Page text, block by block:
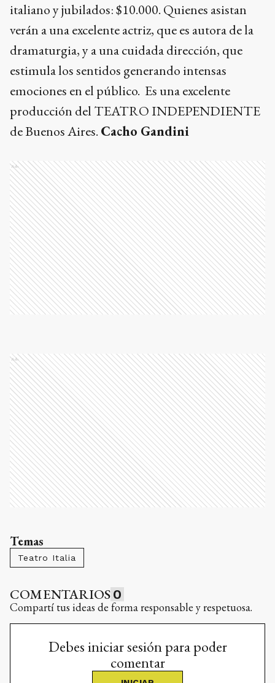
italiano y jubilados: $10.000. Quienes asistan
verán a una excelente actriz, que es autora de la
dramaturgia, y a una cuidada dirección, que
estimula los sentidos generando intensas
emociones en el público. Es una excelente
producción del TEATRO INDEPENDIENTE
de Buenos Aires. Cacho Gandini
Ads
Ads
Temas
Teatro Italia
COMENTARIOS 0
Compartí tus ideas de forma responsable y respetuosa.
Debes iniciar sesión para poder
comentar